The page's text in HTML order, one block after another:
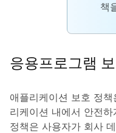
책
응용프로그램
애플리케이션 보호 정
리케이션 내에서 안전
정책은 사용자가 회사